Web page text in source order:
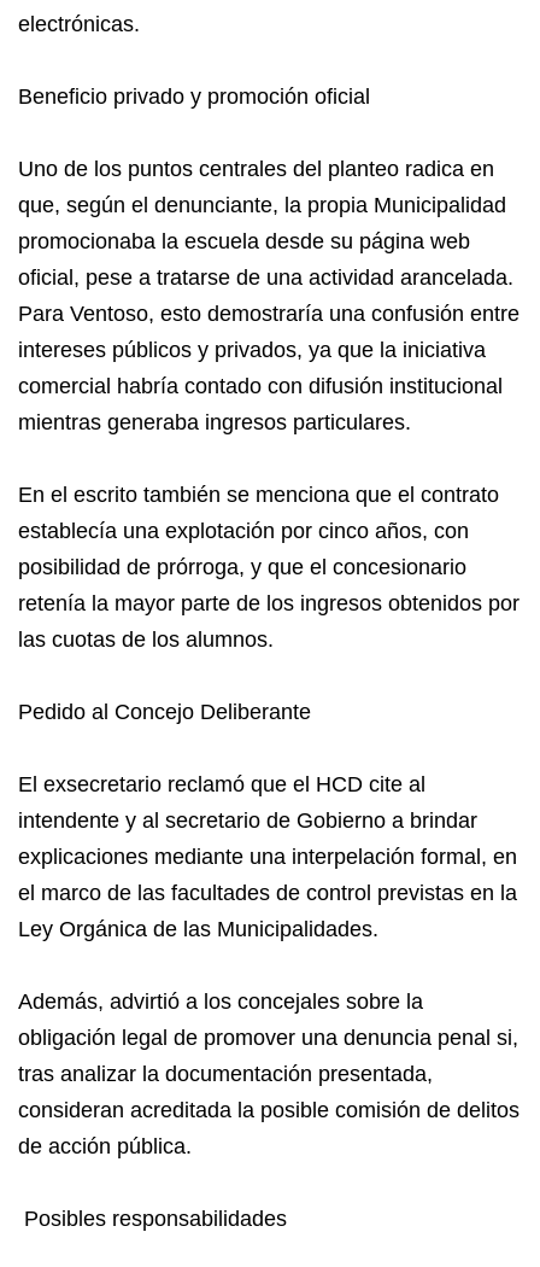
electrónicas.
Beneficio privado y promoción oficial
Uno de los puntos centrales del planteo radica en
que, según el denunciante, la propia Municipalidad
promocionaba la escuela desde su página web
oficial, pese a tratarse de una actividad arancelada.
Para Ventoso, esto demostraría una confusión entre
intereses públicos y privados, ya que la iniciativa
comercial habría contado con difusión institucional
mientras generaba ingresos particulares.
En el escrito también se menciona que el contrato
establecía una explotación por cinco años, con
posibilidad de prórroga, y que el concesionario
retenía la mayor parte de los ingresos obtenidos por
las cuotas de los alumnos.
Pedido al Concejo Deliberante
El exsecretario reclamó que el HCD cite al
intendente y al secretario de Gobierno a brindar
explicaciones mediante una interpelación formal, en
el marco de las facultades de control previstas en la
Ley Orgánica de las Municipalidades.
Además, advirtió a los concejales sobre la
obligación legal de promover una denuncia penal si,
tras analizar la documentación presentada,
consideran acreditada la posible comisión de delitos
de acción pública.
Posibles responsabilidades